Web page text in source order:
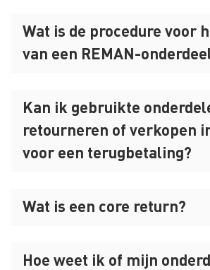
Wat is de procedure voor
van een REMAN-
Kan ik gebruikte
retourneren of verkopen
voor een terugbetaling?
Wat is een core return?
Hoe weet ik of mijn